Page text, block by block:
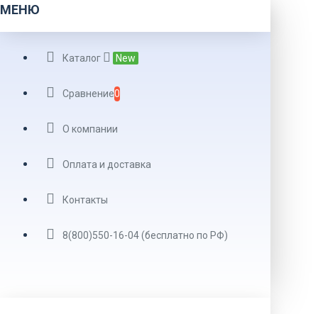
МЕНЮ
Каталог New
Сравнение0
О компании
Оплата и доставка
Контакты
8(800)550-16-04 (бесплатно по РФ)